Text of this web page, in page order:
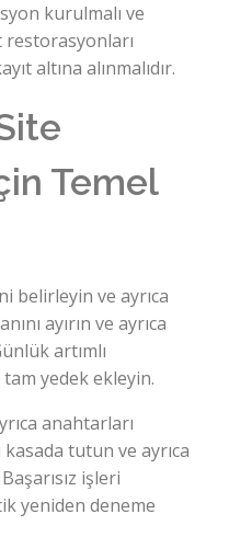
kurulmalı ve
restorasyonları
altına alınmalıdır.
Temel
belirleyin ve ayrıca
ayırın ve ayrıca
artımlı
tam yedek ekleyin.
anahtarları
tutun ve ayrıca
işleri
yeniden deneme